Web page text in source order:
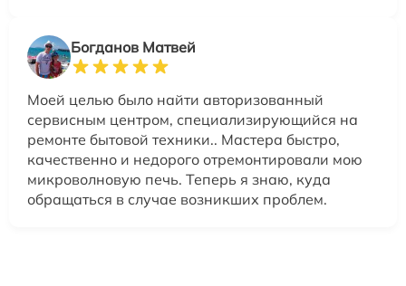
Богданов Матвей
Моей целью было найти авторизованный
сервисным центром, специализирующийся на
ремонте бытовой техники.. Мастера быстро,
качественно и недорого отремонтировали мою
микроволновую печь. Теперь я знаю, куда
обращаться в случае возникших проблем.